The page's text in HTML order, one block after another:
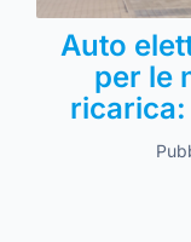
Auto
per le